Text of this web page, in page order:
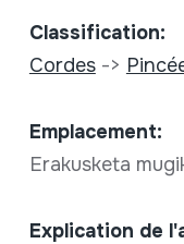
Classification:
Cordes->
Emplacement:
Erakusketa
Explication de